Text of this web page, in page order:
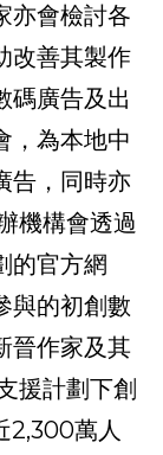
亦會檢討各
改善其製作
碼廣告及出
，為本地中
告，同時亦
機構會透過
的官方網
與的初創數
晉作家及其
援計劃下創
2,300萬人